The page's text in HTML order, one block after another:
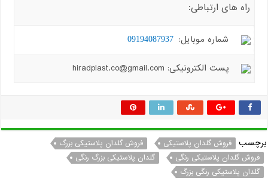
راه های ارتباطی:
شماره موبایل: 09194087937
پست الکترونیکی: hiradplast.co@gmail.com
برچسب فروش گلدان پلاستیکی
فروش گلدان پلاستیکی بزرگ
فروش گلدان پلاستیکی رنگی
گلدان پلاستیکی بزرگ رنگی
گلدان پلاستیکی رنگی بزرگ